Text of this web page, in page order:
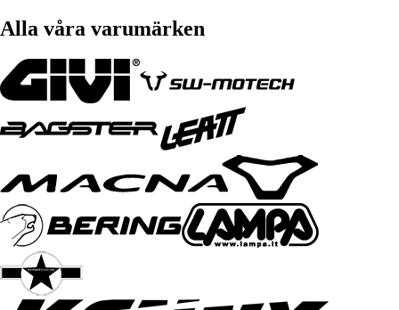
Alla våra varumärken